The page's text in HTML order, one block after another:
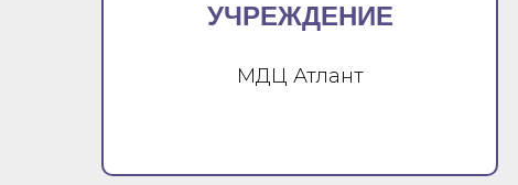
УЧРЕЖДЕНИЕ
МДЦ Атлант